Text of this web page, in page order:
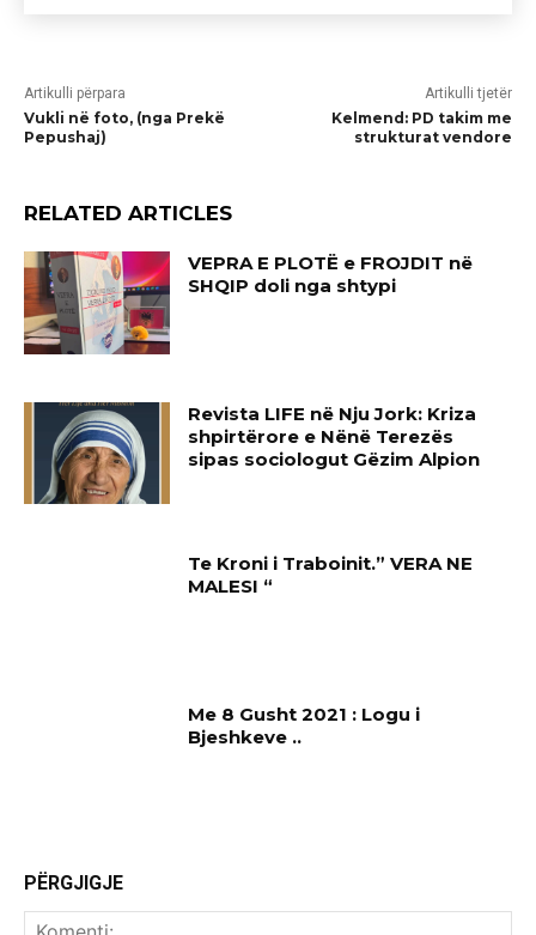
Artikulli përpara
Vukli në foto, (nga Prekë
Pepushaj)
Artikulli tjetër
Kelmend: PD takim me
strukturat vendore
RELATED ARTICLES
VEPRA E PLOTË e FROJDIT në
SHQIP doli nga shtypi
Revista LIFE në Nju Jork: Kriza
shpirtërore e Nënë Terezës
sipas sociologut Gëzim Alpion
Te Kroni i Traboinit.” VERA NE
MALESI “
Me 8 Gusht 2021 : Logu i
Bjeshkeve ..
PËRGJIGJE